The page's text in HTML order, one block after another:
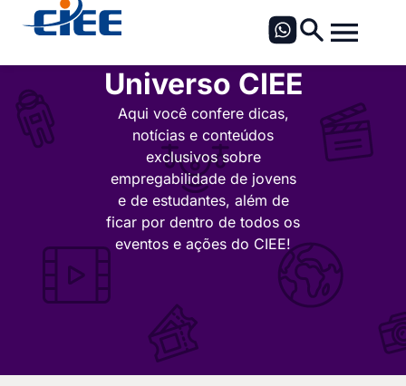
Universo CIEE
Aqui você confere dicas,
notícias e conteúdos
exclusivos sobre
empregabilidade de jovens
e de estudantes, além de
ficar por dentro de todos os
eventos e ações do CIEE!